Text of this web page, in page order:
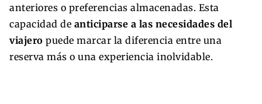
anteriores o preferencias almacenadas. Esta
capacidad de anticiparse a las necesidades del
viajero puede marcar la diferencia entre una
reserva más o una experiencia inolvidable.